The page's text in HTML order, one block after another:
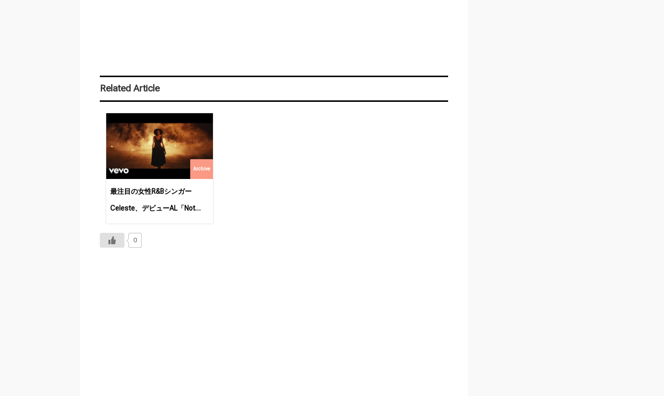
Related Article
Archive
最注目の女性R&Bシンガー
Celeste、デビューAL「Not
0